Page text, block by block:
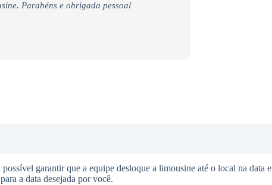
Parabéns e obrigada pessoal
garantir que a equipe desloque a limousine até o local na data e
a data desejada por você.